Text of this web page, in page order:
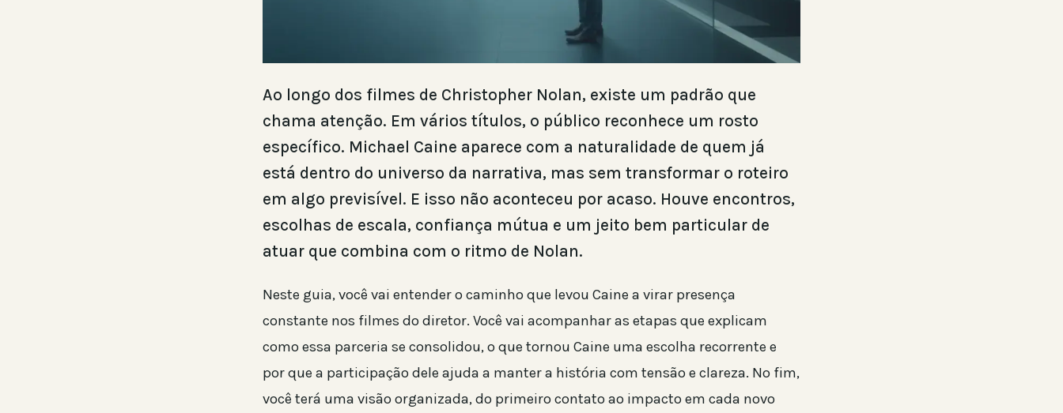
Ao longo dos filmes de Christopher Nolan, existe um padrão que
chama atenção. Em vários títulos, o público reconhece um rosto
específico. Michael Caine aparece com a naturalidade de quem já
está dentro do universo da narrativa, mas sem transformar o roteiro
em algo previsível. E isso não aconteceu por acaso. Houve encontros,
escolhas de escala, confiança mútua e um jeito bem particular de
atuar que combina com o ritmo de Nolan.
Neste guia, você vai entender o caminho que levou Caine a virar presença
constante nos filmes do diretor. Você vai acompanhar as etapas que explicam
como essa parceria se consolidou, o que tornou Caine uma escolha recorrente e
por que a participação dele ajuda a manter a história com tensão e clareza. No fim,
você terá uma visão organizada, do primeiro contato ao impacto em cada novo